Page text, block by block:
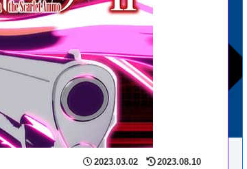
2023.03.02 2023.08.10